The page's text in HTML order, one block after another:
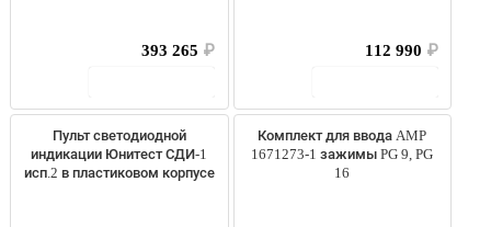
393 265 ₽
112 990 ₽
Пульт светодиодной
индикации Юнитест СДИ-1
исп.2 в пластиковом корпусе
Комплект для ввода AMP
1671273-1 зажимы PG 9, PG
16